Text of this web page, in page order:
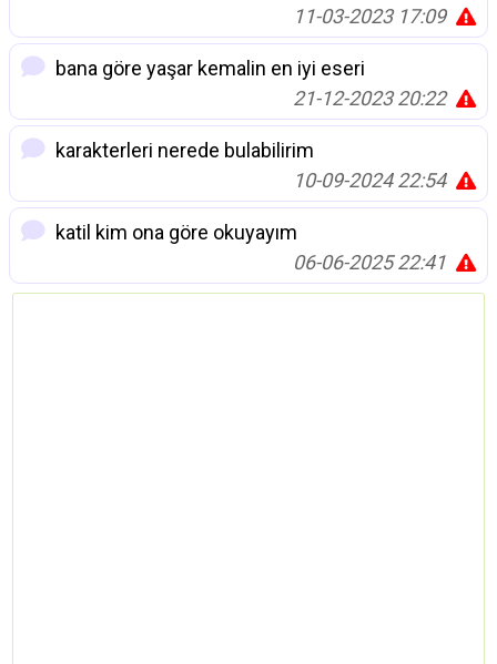
11-03-2023 17:09
bana göre yaşar kemalin en iyi eseri
21-12-2023 20:22
karakterleri nerede bulabilirim
10-09-2024 22:54
katil kim ona göre okuyayım
06-06-2025 22:41